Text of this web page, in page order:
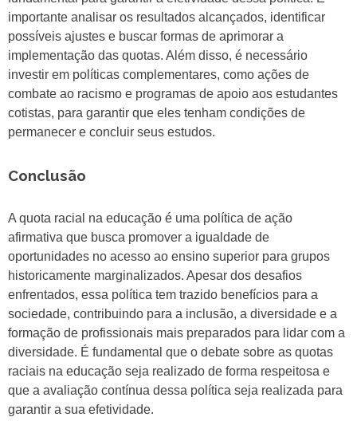
importante analisar os resultados alcançados, identificar
possíveis ajustes e buscar formas de aprimorar a
implementação das quotas. Além disso, é necessário
investir em políticas complementares, como ações de
combate ao racismo e programas de apoio aos estudantes
cotistas, para garantir que eles tenham condições de
permanecer e concluir seus estudos.
Conclusão
A quota racial na educação é uma política de ação
afirmativa que busca promover a igualdade de
oportunidades no acesso ao ensino superior para grupos
historicamente marginalizados. Apesar dos desafios
enfrentados, essa política tem trazido benefícios para a
sociedade, contribuindo para a inclusão, a diversidade e a
formação de profissionais mais preparados para lidar com a
diversidade. É fundamental que o debate sobre as quotas
raciais na educação seja realizado de forma respeitosa e
que a avaliação contínua dessa política seja realizada para
garantir a sua efetividade.